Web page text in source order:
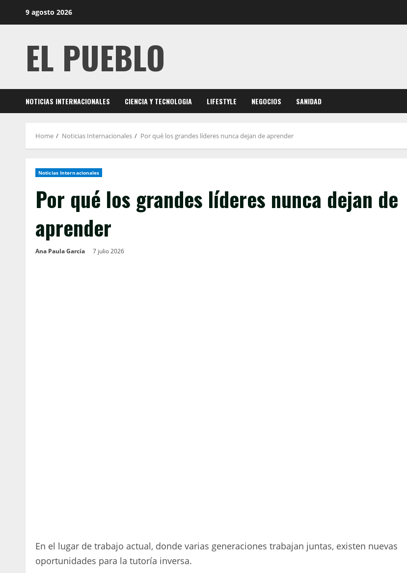
9 agosto 2026
EL PUEBLO
NOTICIAS INTERNACIONALES CIENCIA Y TECNOLOGIA LIFESTYLE NEGOCIOS SANIDAD
Home Noticias Internacionales Por qué los grandes líderes nunca dejan de aprender
Noticias Internacionales
Por qué los grandes líderes nunca dejan de
aprender
Ana Paula García 7 julio 2026
En el lugar de trabajo actual, donde varias generaciones trabajan juntas, existen nuevas
oportunidades para la tutoría inversa.